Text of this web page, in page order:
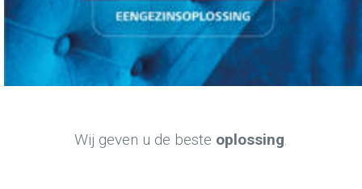
Met modulaire opbouw
Wij geven u de beste oplossing.